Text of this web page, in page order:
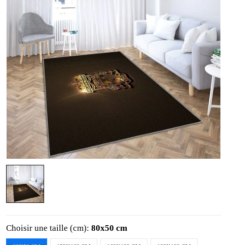
Choisir une taille (cm): 80x50 cm